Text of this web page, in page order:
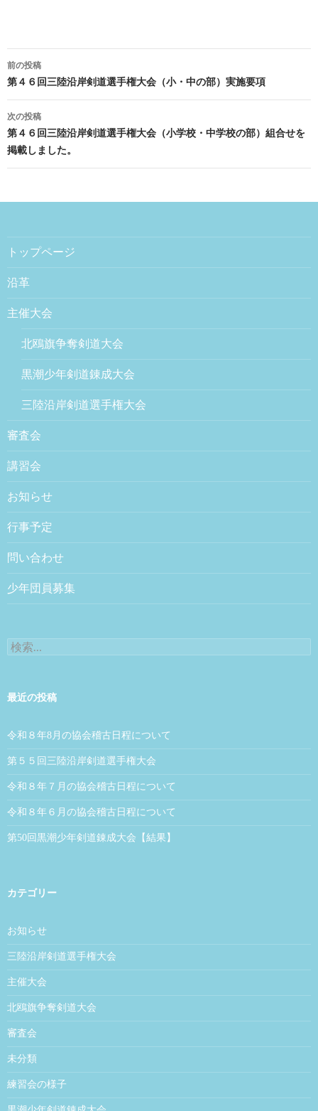
投稿ナビゲーション
前の投稿
第４６回三陸沿岸剣道選手権大会（小・中の部）実施要項
次の投稿
第４６回三陸沿岸剣道選手権大会（小学校・中学校の部）組合せを
掲載しました。
トップページ
沿革
主催大会
北鴎旗争奪剣道大会
黒潮少年剣道錬成大会
三陸沿岸剣道選手権大会
審査会
講習会
お知らせ
行事予定
問い合わせ
少年団員募集
検索:
最近の投稿
令和８年8月の協会稽古日程について
第５５回三陸沿岸剣道選手権大会
令和８年７月の協会稽古日程について
令和８年６月の協会稽古日程について
第50回黒潮少年剣道錬成大会【結果】
カテゴリー
お知らせ
三陸沿岸剣道選手権大会
主催大会
北鴎旗争奪剣道大会
審査会
未分類
練習会の様子